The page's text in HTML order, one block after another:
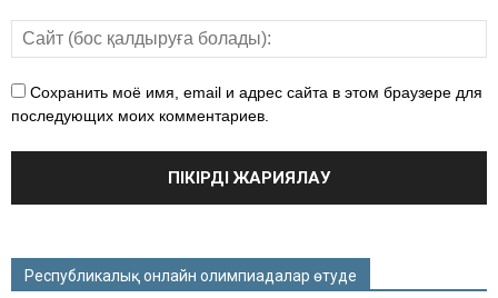
Сохранить моё имя, email и адрес сайта в этом браузере для
последующих моих комментариев.
Республикалық онлайн олимпиадалар өтуде